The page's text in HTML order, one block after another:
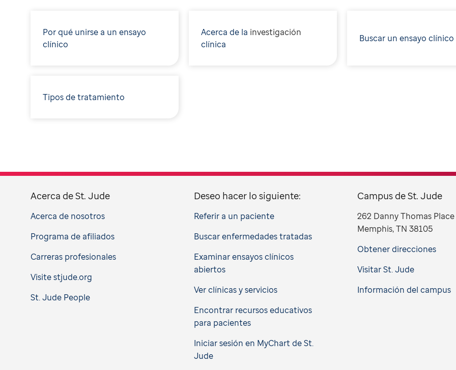
Por qué unirse a un ensayo
clínico
Acerca de la investigación
clínica
Buscar un ensayo clínico
Tipos de tratamiento
Acerca de St. Jude
Acerca de nosotros
Programa de afiliados
Carreras profesionales
Visite stjude.org
St. Jude People
Deseo hacer lo siguiente:
Referir a un paciente
Buscar enfermedades tratadas
Examinar ensayos clínicos
abiertos
Ver clínicas y servicios
Encontrar recursos educativos
para pacientes
Iniciar sesión en MyChart de St.
Jude
Campus de St. Jude
262 Danny Thomas Place
Memphis, TN 38105
Obtener direcciones
Visitar St. Jude
Información del campus